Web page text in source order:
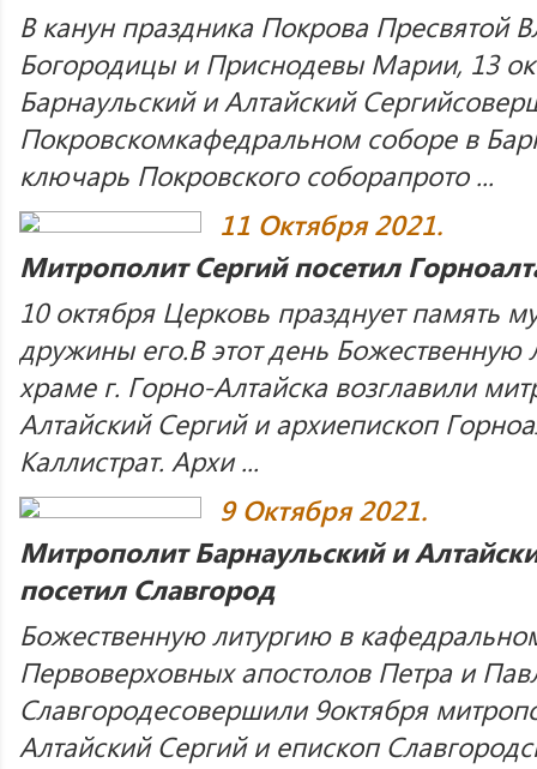
В канун праздника Покрова Пресвятой
Богородицы и Приснодевы Марии, 13
Барнаульский и Алтайский
Покровскомкафедральном соборе в
ключарь Покровского соборапрото ...
11 Октября 2021.
Митрополит Сергий посетил
10 октября Церковь празднует память
дружины его.В этот день
храме г. Горно-Алтайска возглавили
Алтайский Сергий и архиепископ
Каллистрат. Архи ...
9 Октября 2021.
Митрополит Барнаульский и
посетил Славгород
Божественную литургию в
Первоверховных апостолов Петра и
Славгородесовершили 9октября
Алтайский Сергий и епископ